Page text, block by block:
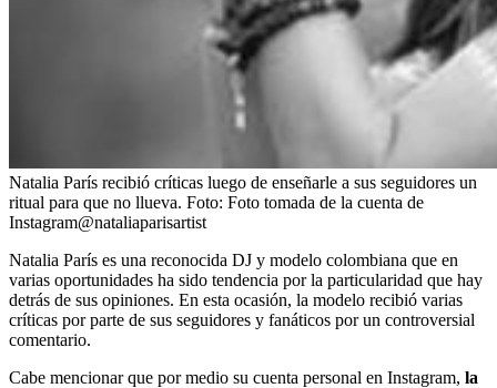
Natalia París recibió críticas luego de enseñarle a sus seguidores un
ritual para que no llueva. Foto: Foto tomada de la cuenta de
Instagram@nataliaparisartist
Natalia París es una reconocida DJ y modelo colombiana que en
varias oportunidades ha sido tendencia por la particularidad que hay
detrás de sus opiniones. En esta ocasión, la modelo recibió varias
críticas por parte de sus seguidores y fanáticos por un controversial
comentario.
Cabe mencionar que por medio su cuenta personal en Instagram, la